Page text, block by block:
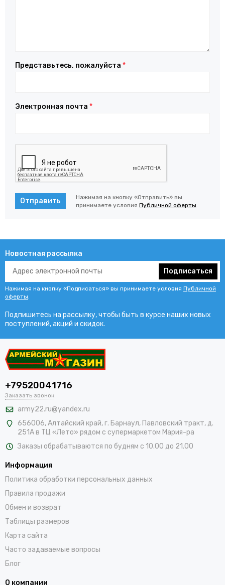
Представьтесь, пожалуйста *
Электронная почта *
Отправить
Нажимая на кнопку «Отправить» вы
принимаете условия Публичной оферты.
Новостная рассылка
Подписаться
Нажимая на кнопку «Подписаться» вы принимаете условия Публичной
оферты.
Подпишитесь на рассылку, чтобы быть в курсе наших новых
поступлений, акций и скидок.
+79520041716
Заказать звонок
army22.ru@yandex.ru
656006, Алтайский край,г. Барнаул, Павловский тракт, д.
251А в ТЦ «Лето» рядом с супермаркетом Мария-ра
Заказы обрабатываются по будням с 10.00 до 21.00
Информация
Политика обработки персональных данных
Правила продажи
Обмен и возврат
Таблицы размеров
Карта сайта
Часто задаваемые вопросы
Блог
О компании